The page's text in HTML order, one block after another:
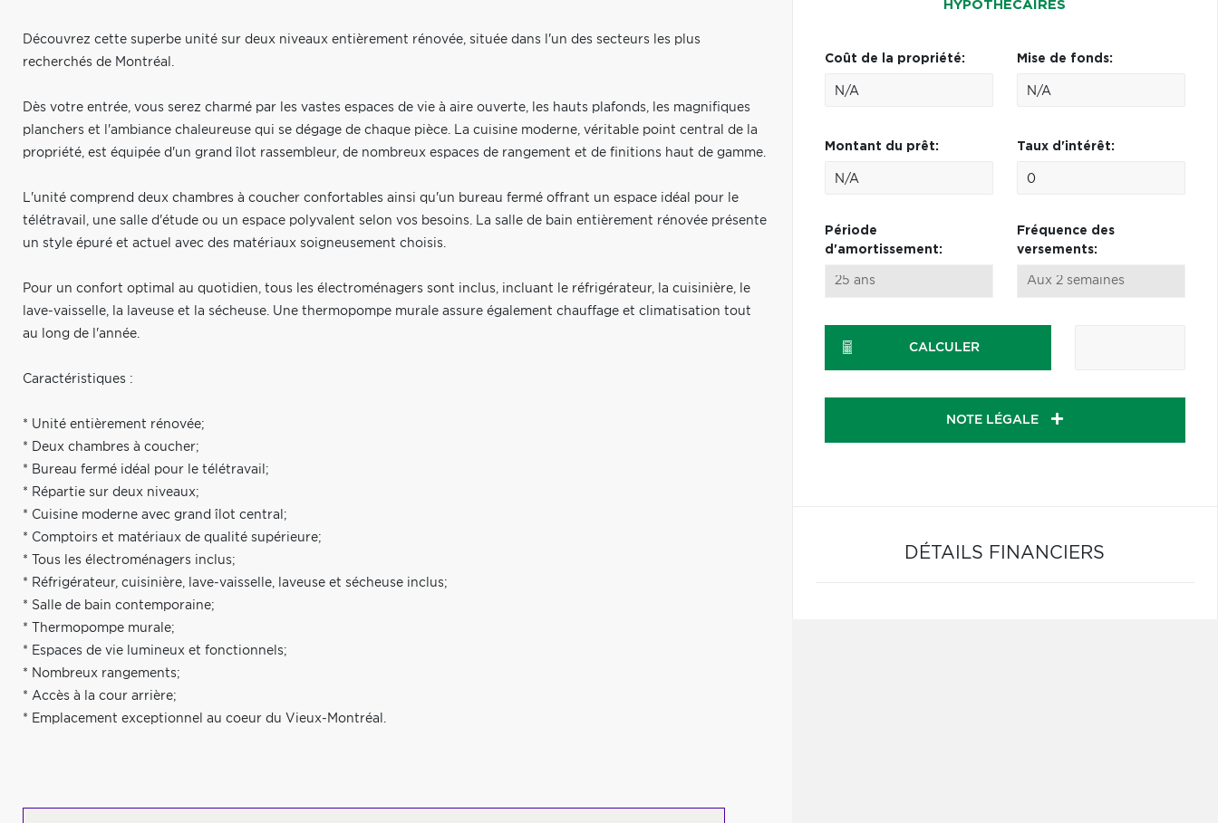
Découvrez cette superbe unité sur deux niveaux entièrement rénovée, située dans l'un des secteurs les plus
recherchés de Montréal.
Dès votre entrée, vous serez charmé par les vastes espaces de vie à aire ouverte, les hauts plafonds, les magnifiques
planchers et l'ambiance chaleureuse qui se dégage de chaque pièce. La cuisine moderne, véritable point central de la
propriété, est équipée d'un grand îlot rassembleur, de nombreux espaces de rangement et de finitions haut de gamme.
L'unité comprend deux chambres à coucher confortables ainsi qu'un bureau fermé offrant un espace idéal pour le
télétravail, une salle d'étude ou un espace polyvalent selon vos besoins. La salle de bain entièrement rénovée présente
un style épuré et actuel avec des matériaux soigneusement choisis.
Pour un confort optimal au quotidien, tous les électroménagers sont inclus, incluant le réfrigérateur, la cuisinière, le
lave-vaisselle, la laveuse et la sécheuse. Une thermopompe murale assure également chauffage et climatisation tout
au long de l'année.
Caractéristiques :
* Unité entièrement rénovée;
* Deux chambres à coucher;
* Bureau fermé idéal pour le télétravail;
* Répartie sur deux niveaux;
* Cuisine moderne avec grand îlot central;
* Comptoirs et matériaux de qualité supérieure;
* Tous les électroménagers inclus;
* Réfrigérateur, cuisinière, lave-vaisselle, laveuse et sécheuse inclus;
* Salle de bain contemporaine;
* Thermopompe murale;
* Espaces de vie lumineux et fonctionnels;
* Nombreux rangements;
* Accès à la cour arrière;
* Emplacement exceptionnel au coeur du Vieux-Montréal.
HYPOTHÉCAIRES
Coût de la propriété: Mise de fonds:
Montant du prêt: Taux d'intérêt:
Période
d'amortissement:
Fréquence des
versements:
CALCULER
NOTE LÉGALE
DÉTAILS FINANCIERS